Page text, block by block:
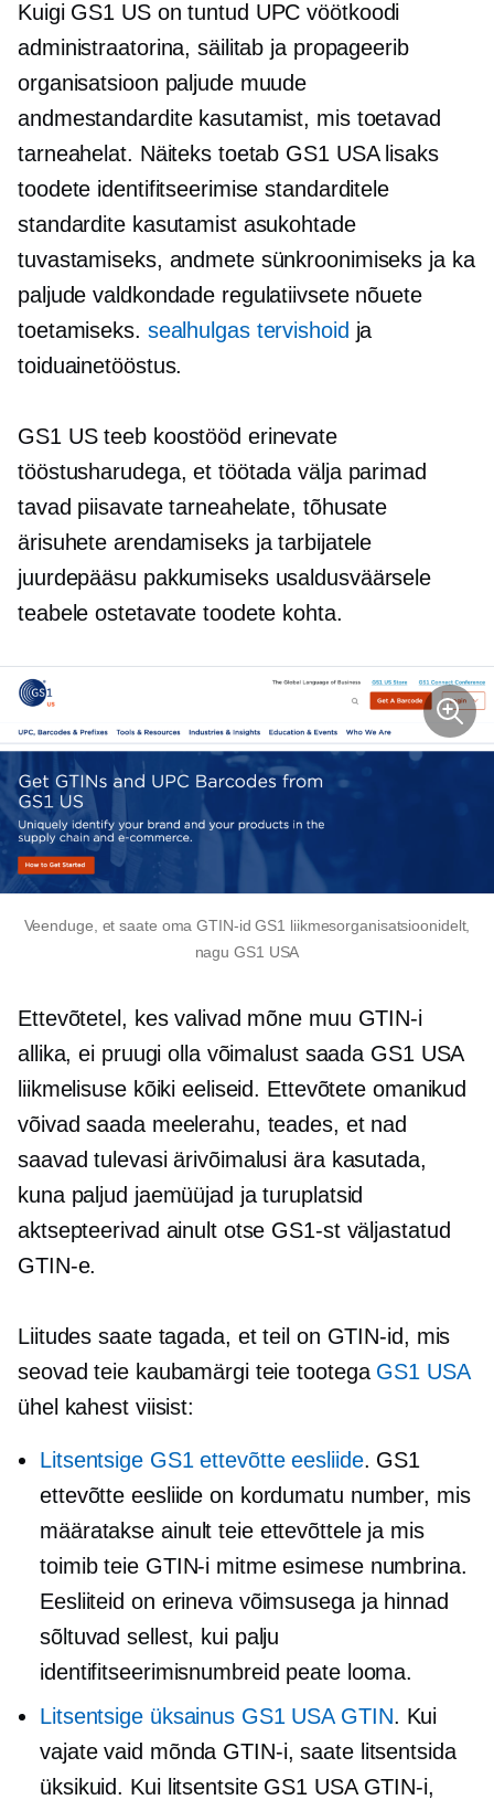
Kuigi GS1 US on tuntud UPC vöötkoodi
administraatorina, säilitab ja propageerib
organisatsioon paljude muude
andmestandardite kasutamist, mis toetavad
tarneahelat. Näiteks toetab GS1 USA lisaks
toodete identifitseerimise standarditele
standardite kasutamist asukohtade
tuvastamiseks, andmete sünkroonimiseks ja ka
paljude valdkondade regulatiivsete nõuete
toetamiseks. sealhulgas tervishoid ja
toiduainetööstus.
GS1 US teeb koostööd erinevate
tööstusharudega, et töötada välja parimad
tavad piisavate tarneahelate, tõhusate
ärisuhete arendamiseks ja tarbijatele
juurdepääsu pakkumiseks usaldusväärsele
teabele ostetavate toodete kohta.
Veenduge, et saate oma GTIN-id GS1 liikmesorganisatsioonidelt,
nagu GS1 USA
Ettevõtetel, kes valivad mõne muu GTIN-i
allika, ei pruugi olla võimalust saada GS1 USA
liikmelisuse kõiki eeliseid. Ettevõtete omanikud
võivad saada meelerahu, teades, et nad
saavad tulevasi ärivõimalusi ära kasutada,
kuna paljud jaemüüjad ja turuplatsid
aktsepteerivad ainult otse GS1-st väljastatud
GTIN-e.
Liitudes saate tagada, et teil on GTIN-id, mis
seovad teie kaubamärgi teie tootega GS1 USA
ühel kahest viisist:
Litsentsige GS1 ettevõtte eesliide. GS1
ettevõtte eesliide on kordumatu number, mis
määratakse ainult teie ettevõttele ja mis
toimib teie GTIN-i mitme esimese numbrina.
Eesliiteid on erineva võimsusega ja hinnad
sõltuvad sellest, kui palju
identifitseerimisnumbreid peate looma.
Litsentsige üksainus GS1 USA GTIN. Kui
vajate vaid mõnda GTIN-i, saate litsentsida
üksikuid. Kui litsentsite GS1 USA GTIN-i,